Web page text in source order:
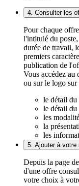
4. Consulter les
Pour chaque
l'intitulé du
durée de travail,
premiers
publication de
Vous accédez
ou sur le logo sur
le détail du
le détail du
les
la
les
5. Ajouter à
Depuis la page
d'une offre
votre choix à